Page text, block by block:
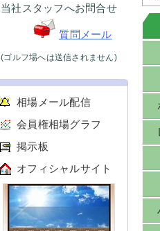
当社スタッフへお問合せ
質問メール
(ゴルフ場へは送信されません)
相場メール配信
会員権相場グラフ
掲示板
オフィシャルサイト